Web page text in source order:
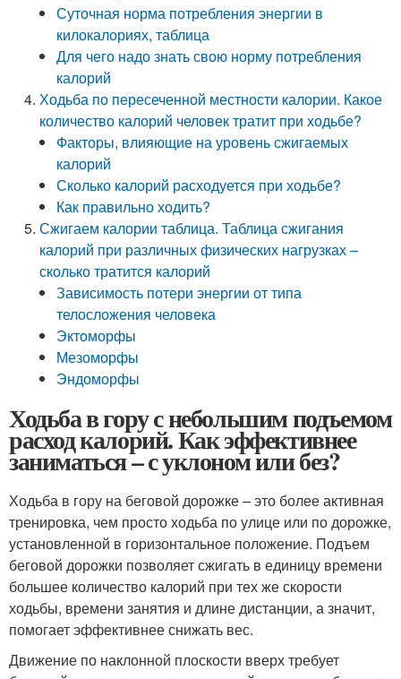
Суточная норма потребления энергии в
килокалориях, таблица
Для чего надо знать свою норму потребления
калорий
Ходьба по пересеченной местности калории. Какое
количество калорий человек тратит при ходьбе?
Факторы, влияющие на уровень сжигаемых
калорий
Сколько калорий расходуется при ходьбе?
Как правильно ходить?
Сжигаем калории таблица. Таблица сжигания
калорий при различных физических нагрузках –
сколько тратится калорий
Зависимость потери энергии от типа
телосложения человека
Эктоморфы
Мезоморфы
Эндоморфы
Ходьба в гору с небольшим подъемом
расход калорий. Как эффективнее
заниматься – с уклоном или без?
Ходьба в гору на беговой дорожке – это более активная
тренировка, чем просто ходьба по улице или по дорожке,
установленной в горизонтальное положение. Подъем
беговой дорожки позволяет сжигать в единицу времени
большее количество калорий при тех же скорости
ходьбы, времени занятия и длине дистанции, а значит,
помогает эффективнее снижать вес.
Движение по наклонной плоскости вверх требует